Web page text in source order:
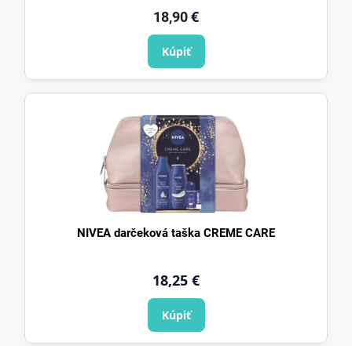
18,90€
Kúpiť
NIVEA darčeková taška CREME CARE
18,25 €
Kúpiť